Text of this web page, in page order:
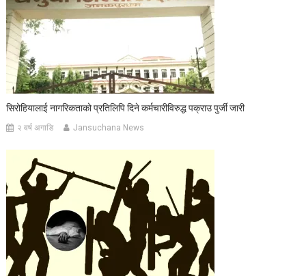
सिरोहियालाई नागरिकताको प्रतिलिपि दिने कर्मचारीविरुद्ध पक्राउ पुर्जी जारी
२ वर्ष अगाडि Jansuchana News